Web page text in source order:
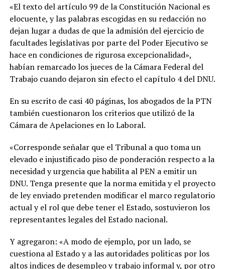
«El texto del artículo 99 de la Constitución Nacional es
elocuente, y las palabras escogidas en su redacción no
dejan lugar a dudas de que la admisión del ejercicio de
facultades legislativas por parte del Poder Ejecutivo se
hace en condiciones de rigurosa excepcionalidad»,
habían remarcado los jueces de la Cámara Federal del
Trabajo cuando dejaron sin efecto el capítulo 4 del DNU.
En su escrito de casi 40 páginas, los abogados de la PTN
también cuestionaron los criterios que utilizó de la
Cámara de Apelaciones en lo Laboral.
«Corresponde señalar que el Tribunal a quo toma un
elevado e injustificado piso de ponderación respecto a la
necesidad y urgencia que habilita al PEN a emitir un
DNU. Tenga presente que la norma emitida y el proyecto
de ley enviado pretenden modificar el marco regulatorio
actual y el rol que debe tener el Estado, sostuvieron los
representantes legales del Estado nacional.
Y agregaron: «A modo de ejemplo, por un lado, se
cuestiona al Estado y a las autoridades politicas por los
altos indices de desempleo y trabajo informal y, por otro